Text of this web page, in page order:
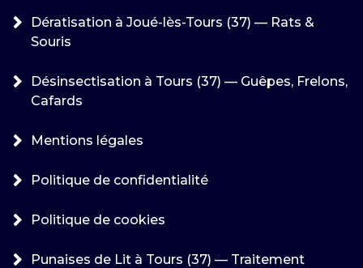
Dératisation à Joué-lès-Tours (37) — Rats &
Souris
Désinsectisation à Tours (37) — Guêpes, Frelons,
Cafards
Mentions légales
Politique de confidentialité
Politique de cookies
Punaises de Lit à Tours (37) — Traitement